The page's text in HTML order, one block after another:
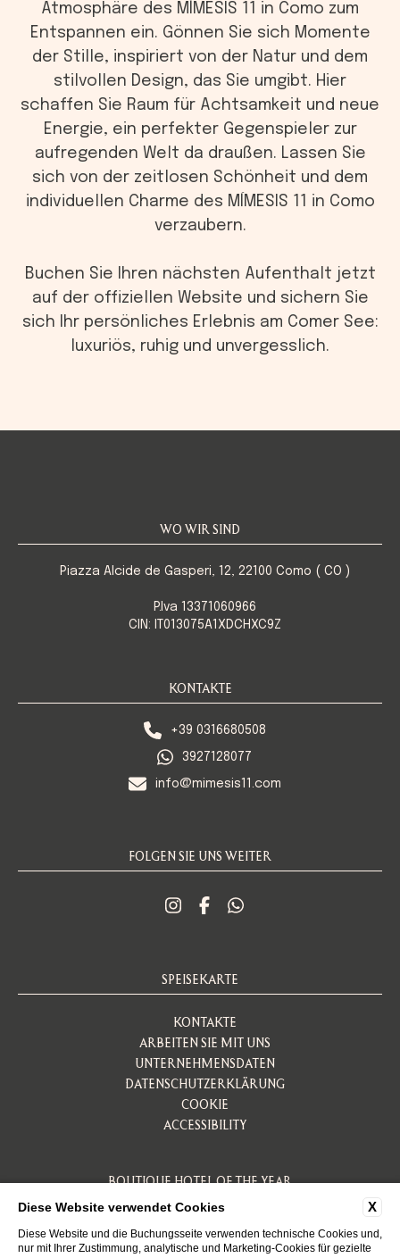
Atmosphäre des MÍMESIS 11 in Como zum
Entspannen ein. Gönnen Sie sich Momente
der Stille, inspiriert von der Natur und dem
stilvollen Design, das Sie umgibt. Hier
schaffen Sie Raum für Achtsamkeit und neue
Energie, ein perfekter Gegenspieler zur
aufregenden Welt da draußen. Lassen Sie
sich von der zeitlosen Schönheit und dem
individuellen Charme des MÍMESIS 11 in Como
verzaubern.
Buchen Sie Ihren nächsten Aufenthalt jetzt
auf der offiziellen Website und sichern Sie
sich Ihr persönliches Erlebnis am Comer See:
luxuriös, ruhig und unvergesslich.
WO WIR SIND
Piazza Alcide de Gasperi, 12, 22100 Como ( CO )
P.Iva 13371060966
CIN: IT013075A1XDCHXC9Z
KONTAKTE
+39 0316680508
3927128077
info@mimesis11.com
FOLGEN SIE UNS WEITER
SPEISEKARTE
KONTAKTE
ARBEITEN SIE MIT UNS
UNTERNEHMENSDATEN
DATENSCHUTZERKLÄRUNG
COOKIE
ACCESSIBILITY
BOUTIQUE HOTEL OF THE YEAR
X
Diese Website verwendet Cookies
Diese Website und die Buchungsseite verwenden technische Cookies und,
nur mit Ihrer Zustimmung, analytische und Marketing-Cookies für gezielte